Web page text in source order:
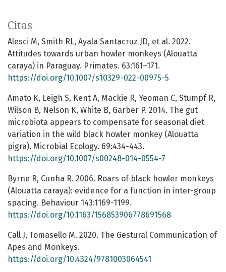
Citas
Alesci M, Smith RL, Ayala Santacruz JD, et al. 2022.
Attitudes towards urban howler monkeys (Alouatta
caraya) in Paraguay. Primates. 63:161–171.
https://doi.org/10.1007/s10329-022-00975-5
Amato K, Leigh S, Kent A, Mackie R, Yeoman C, Stumpf R,
Wilson B, Nelson K, White B, Garber P. 2014. The gut
microbiota appears to compensate for seasonal diet
variation in the wild black howler monkey (Alouatta
pigra). Microbial Ecology. 69:434-443.
https://doi.org/10.1007/s00248-014-0554-7
Byrne R, Cunha R. 2006. Roars of black howler monkeys
(Alouatta caraya): evidence for a function in inter-group
spacing. Behaviour 143:1169-1199.
https://doi.org/10.1163/156853906778691568
Call J, Tomasello M. 2020. The Gestural Communication of
Apes and Monkeys.
https://doi.org/10.4324/9781003064541